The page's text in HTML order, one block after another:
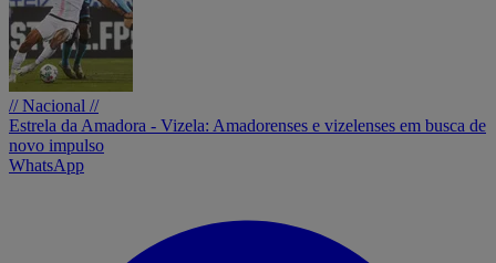
// Nacional //
Estrela da Amadora - Vizela: Amadorenses e vizelenses em busca de
novo impulso
WhatsApp